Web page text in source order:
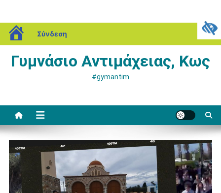
blogs.sch.gr
Σύνδεση
Μεταπηδήστε
στο
Γυμνάσιο Αντιμάχειας, Κως
#gymantim